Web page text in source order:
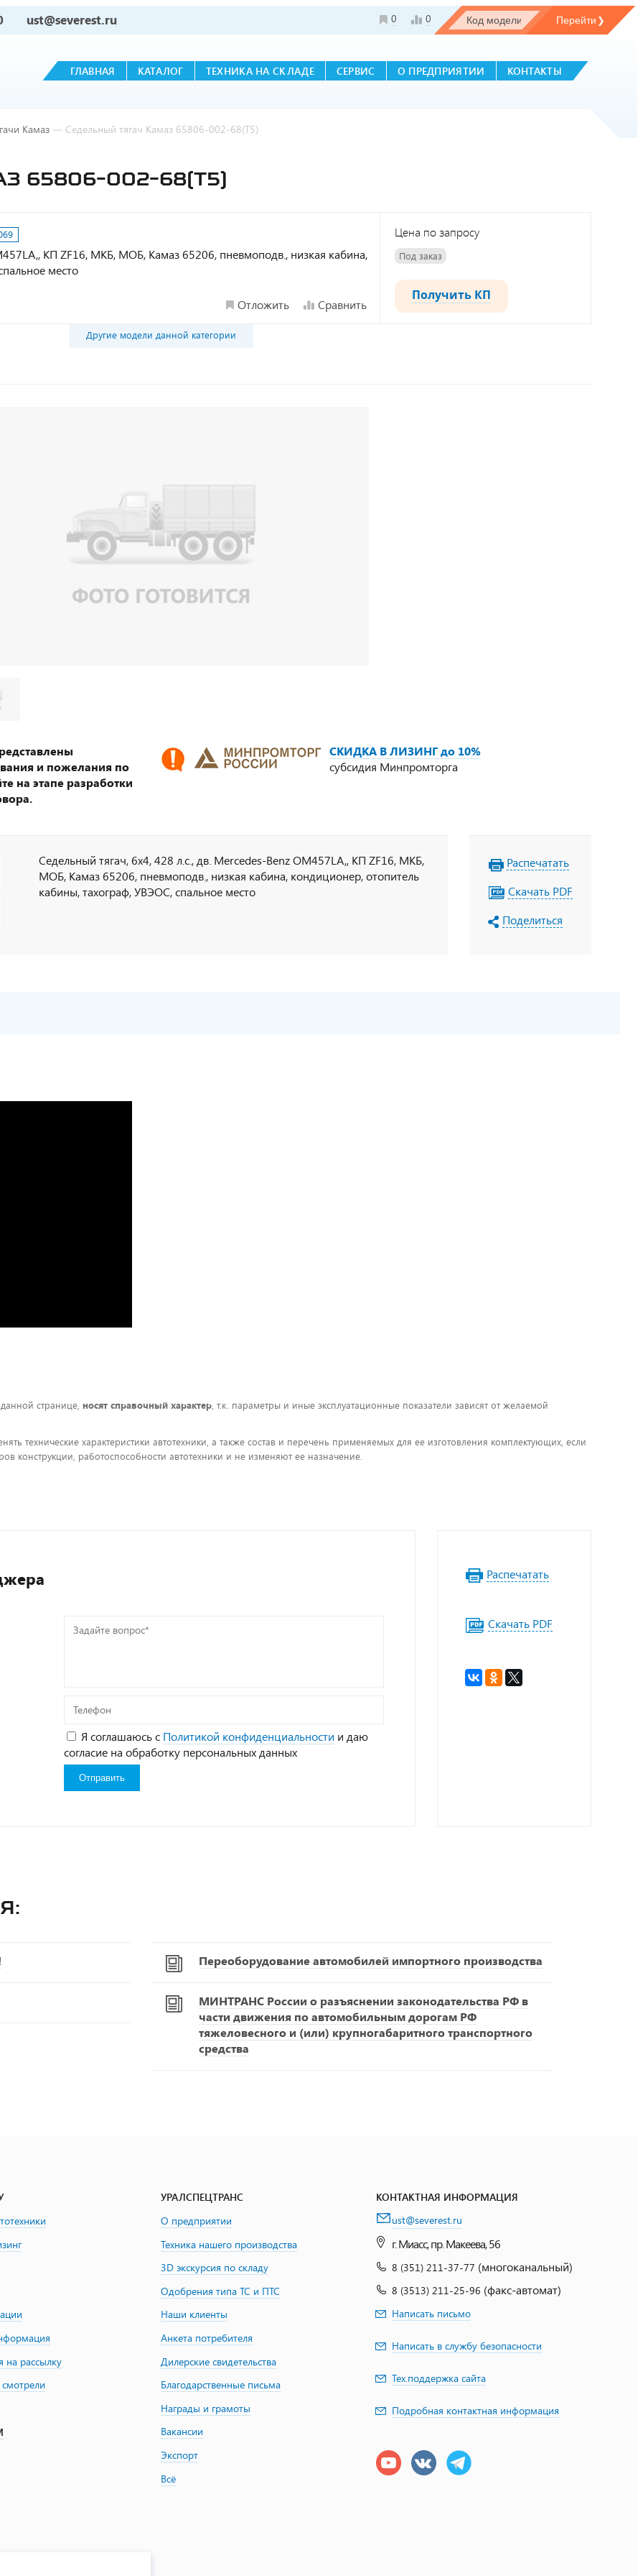
ust@severest.ru 0 0
ГЛАВНАЯ КАТАЛОГ ТЕХНИКА НА СКЛАДЕ СЕРВИС О ПРЕДПРИЯТИИ КОНТАКТЫ
Камаз — Седельный тягач Камаз 65806-002-68(Т5)
65806-002-68(Т5)
КП ZF16, МКБ, МОБ, Камаз 65206, пневмоподв., низкая кабина,
место
Отложить Сравнить
Цена по запросу
Под заказ
Получить КП
Другие модели данной категории
и пожелания по
на этапе разработки
СКИДКА В ЛИЗИНГ до 10%
субсидия Минпромторга
Седельный тягач, 6х4, 428 л.с., дв. Mercedes-Benz OM457LA,, КП ZF16, МКБ,
МОБ, Камаз 65206, пневмоподв., низкая кабина, кондиционер, отопитель
кабины, тахограф, УВЭОС, спальное место
Распечатать
Скачать PDF
Поделиться
странице, носят справочный характер, т.к. параметры и иные эксплуатационные показатели зависят от желаемой
технические характеристики автотехники, а также состав и перечень применяемых для ее изготовления комплектующих, если
конструкции, работоспособности автотехники и не изменяют ее назначение.
Задайте
Телефон
Я соглашаюсь с Политикой конфиденциальности и даю
согласие на обработку персональных данных
Распечатать
Скачать PDF
Переоборудование автомобилей импортного производства
МИНТРАНС России о разъяснении законодательства РФ в
части движения по автомобильным дорогам РФ
тяжеловесного и (или) крупногабаритного транспортного
средства
на рассылку
УРАЛСПЕЦТРАНС
О предприятии
Техника нашего производства
3D экскурсия по складу
Одобрения типа ТС и ПТС
Наши клиенты
Анкета потребителя
Дилерские свидетельства
Благодарственные письма
Награды и грамоты
Вакансии
Экспорт
Всё
КОНТАКТНАЯ ИНФОРМАЦИЯ
ust@severest.ru
г. Миасс, пр. Макеева, 56
8 (351) 211-37-77 (многоканальный)
8 (3513) 211-25-96 (факс-автомат)
Написать письмо
Написать в службу безопасности
Тех.поддержка сайта
Подробная контактная информация